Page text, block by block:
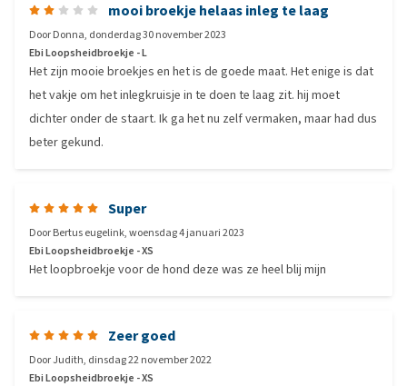
mooi broekje helaas inleg te laag
DoorDonna, donderdag 30 november 2023
Ebi Loopsheidbroekje - L
Het zijn mooie broekjes en het is de goede maat. Het enige is dat
het vakje om het inlegkruisje in te doen te laag zit. hij moet
dichter onder de staart. Ik ga het nu zelf vermaken, maar had dus
beter gekund.
Super
DoorBertus eugelink,woensdag 4 januari 2023
Ebi Loopsheidbroekje - XS
Het loopbroekje voor de hond deze was ze heel blij mijn
Zeer goed
DoorJudith, dinsdag 22 november 2022
Ebi Loopsheidbroekje - XS